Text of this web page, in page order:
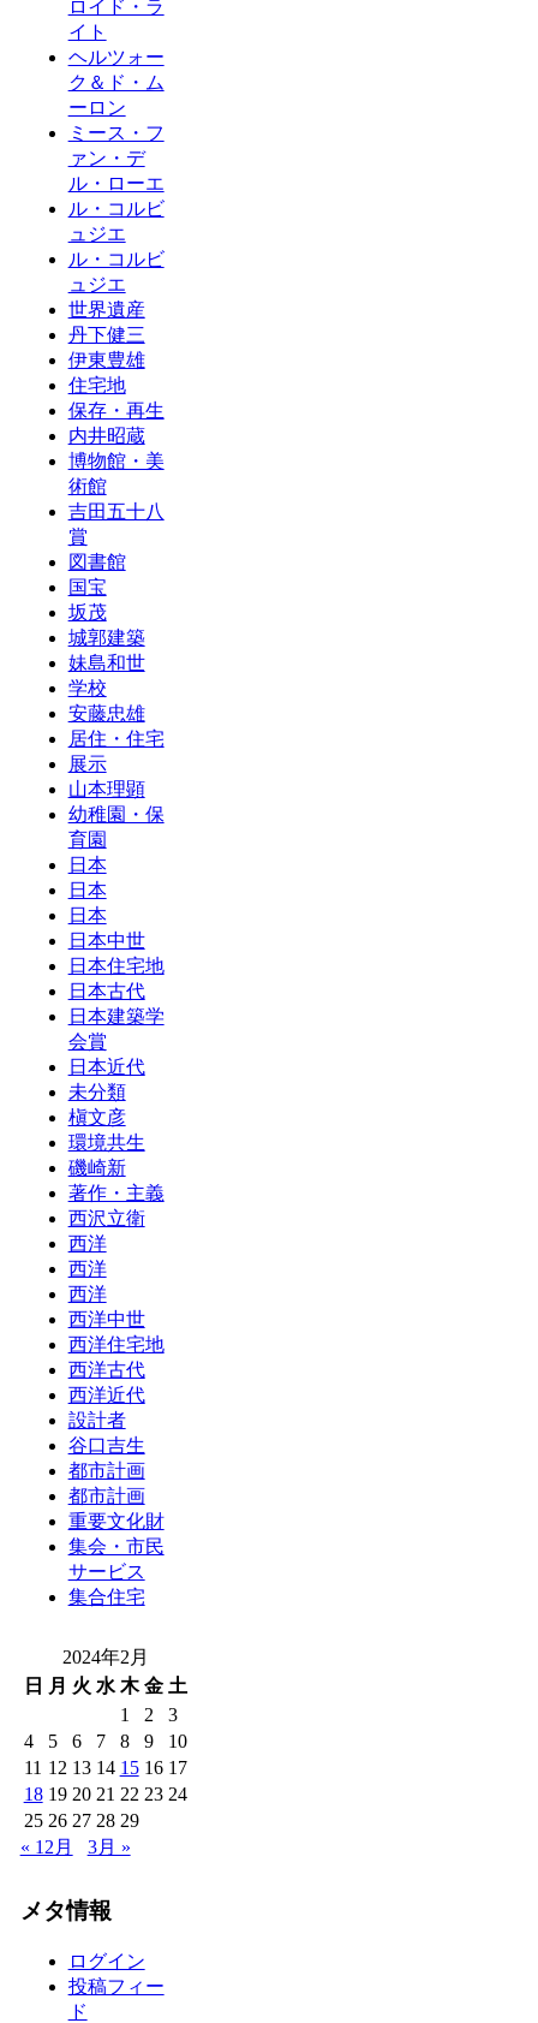
ロイド・ラ
イト
ヘルツォー
ク＆ド・ム
ーロン
ミース・フ
ァン・デ
ル・ローエ
ル・コルビ
ュジエ
ル・コルビ
ュジエ
世界遺産
丹下健三
伊東豊雄
住宅地
保存・再生
内井昭蔵
博物館・美
術館
吉田五十八
賞
図書館
国宝
坂茂
城郭建築
妹島和世
学校
安藤忠雄
居住・住宅
展示
山本理顕
幼稚園・保
育園
日本
日本
日本
日本中世
日本住宅地
日本古代
日本建築学
会賞
日本近代
未分類
槇文彦
環境共生
磯崎新
著作・主義
西沢立衛
西洋
西洋
西洋
西洋中世
西洋住宅地
西洋古代
西洋近代
設計者
谷口吉生
都市計画
都市計画
重要文化財
集会・市民
サービス
集合住宅
2024年2月
日
月 火 水 木 金 土
1
2
3
4
5 6 7 8 9
10
11 12 13 14 15 16 17
18 19 20 21 22 23 24
25 26 27 28 29
« 12月
3月 »
メタ情報
ログイン
投稿フィー
ド